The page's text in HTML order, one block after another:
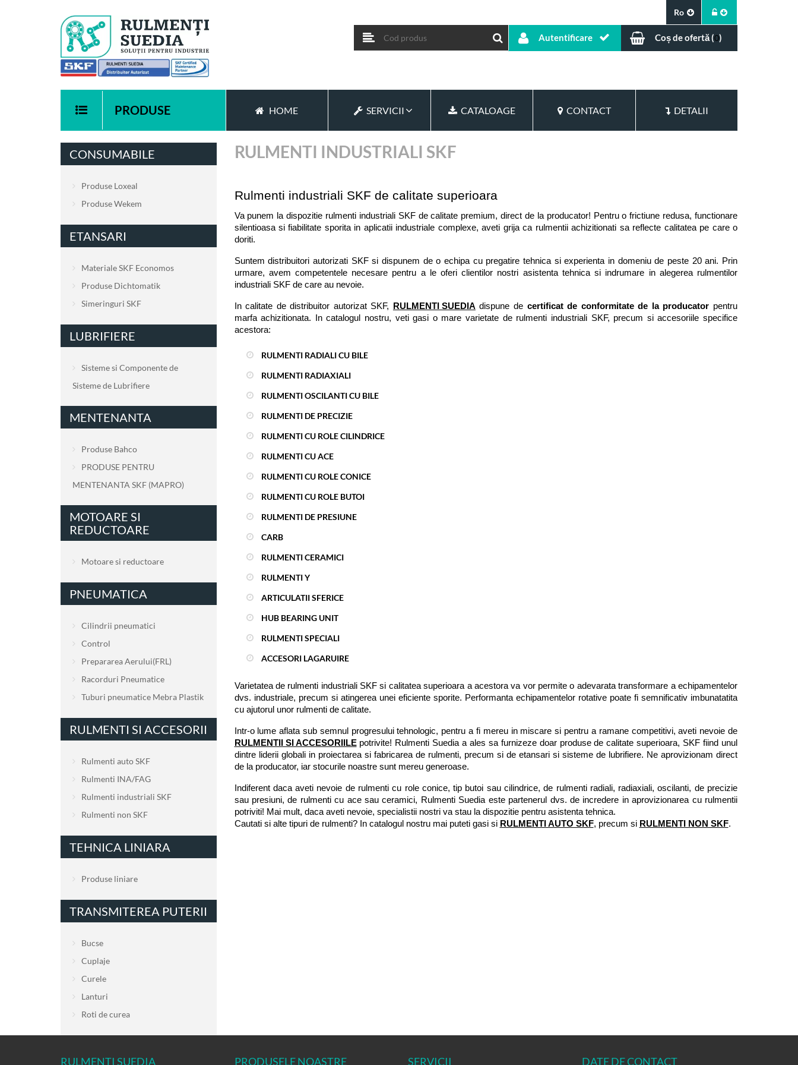
Ro
Autentificare Coș de ofertă (0)
PRODUSE HOME SERVICII CATALOAGE CONTACT DETALII
CONSUMABILE
Produse Loxeal
Produse Wekem
ETANSARI
Materiale SKF Economos
Produse Dichtomatik
Simeringuri SKF
LUBRIFIERE
Sisteme si Componente de
Sisteme de Lubrifiere
MENTENANTA
Produse Bahco
PRODUSE PENTRU
MENTENANTA SKF (MAPRO)
MOTOARE SI
REDUCTOARE
Motoare si reductoare
PNEUMATICA
Cilindrii pneumatici
Control
Prepararea Aerului(FRL)
Racorduri Pneumatice
Tuburi pneumatice Mebra Plastik
RULMENTI SI ACCESORII
Rulmenti auto SKF
Rulmenti INA/FAG
Rulmenti industriali SKF
Rulmenti non SKF
TEHNICA LINIARA
Produse liniare
TRANSMITEREA PUTERII
Bucse
Cuplaje
Curele
Lanturi
Roti de curea
RULMENTI INDUSTRIALI SKF
Rulmenti industriali SKF de calitate superioara
Va punem la dispozitie rulmenti industriali SKF de calitate premium, direct de la producator! Pentru o frictiune redusa, functionare
silentioasa si fiabilitate sporita in aplicatii industriale complexe, aveti grija ca rulmentii achizitionati sa reflecte calitatea pe care o
doriti.
Suntem distribuitori autorizati SKF si dispunem de o echipa cu pregatire tehnica si experienta in domeniu de peste 20 ani. Prin
urmare, avem competentele necesare pentru a le oferi clientilor nostri asistenta tehnica si indrumare in alegerea rulmentilor
industriali SKF de care au nevoie.
In calitate de distribuitor autorizat SKF, RULMENTI SUEDIA dispune de certificat de conformitate de la producator pentru
marfa achizitionata. In catalogul nostru, veti gasi o mare varietate de rulmenti industriali SKF, precum si accesoriile specifice
acestora:
RULMENTI RADIALI CU BILE
RULMENTI RADIAXIALI
RULMENTI OSCILANTI CU BILE
RULMENTI DE PRECIZIE
RULMENTI CU ROLE CILINDRICE
RULMENTI CU ACE
RULMENTI CU ROLE CONICE
RULMENTI CU ROLE BUTOI
RULMENTI DE PRESIUNE
CARB
RULMENTI CERAMICI
RULMENTI Y
ARTICULATII SFERICE
HUB BEARING UNIT
RULMENTI SPECIALI
ACCESORI LAGARUIRE
Varietatea de rulmenti industriali SKF si calitatea superioara a acestora va vor permite o adevarata transformare a echipamentelor
dvs. industriale, precum si atingerea unei eficiente sporite. Performanta echipamentelor rotative poate fi semnificativ imbunatatita
cu ajutorul unor rulmenti de calitate.
Intr-o lume aflata sub semnul progresului tehnologic, pentru a fi mereu in miscare si pentru a ramane competitivi, aveti nevoie de
RULMENTII SI ACCESORIILE potrivite! Rulmenti Suedia a ales sa furnizeze doar produse de calitate superioara, SKF fiind unul
dintre liderii globali in proiectarea si fabricarea de rulmenti, precum si de etansari si sisteme de lubrifiere. Ne aprovizionam direct
de la producator, iar stocurile noastre sunt mereu generoase.
Indiferent daca aveti nevoie de rulmenti cu role conice, tip butoi sau cilindrice, de rulmenti radiali, radiaxiali, oscilanti, de precizie
sau presiuni, de rulmenti cu ace sau ceramici, Rulmenti Suedia este partenerul dvs. de incredere in aprovizionarea cu rulmentii
potriviti! Mai mult, daca aveti nevoie, specialistii nostri va stau la dispozitie pentru asistenta tehnica.
Cautati si alte tipuri de rulmenti? In catalogul nostru mai puteti gasi si RULMENTI AUTO SKF, precum si RULMENTI NON SKF.
RULMENTI SUEDIA PRODUSELE NOASTRE SERVICII DATE DE CONTACT